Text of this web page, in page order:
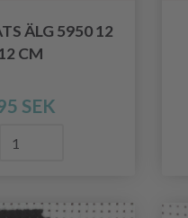
ÄLG 5950 12
CM
SEK